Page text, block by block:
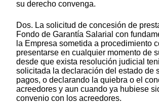
su derecho convenga.
Dos. La solicitud de concesión de
Fondo de Garantía Salarial con
la Empresa sometida a procedimiento
presentarse en cualquier momento de
desde que exista resolución judicial
solicitada la declaración del estado de
pagos, o declarando la quiebra o el
acreedores y aun cuando ya hubiese
convenio con los acreedores.